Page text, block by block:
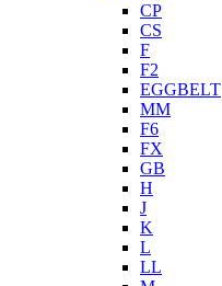
CP
CS
F
F2
EGGBELT
MM
F6
FX
GB
H
J
K
L
LL